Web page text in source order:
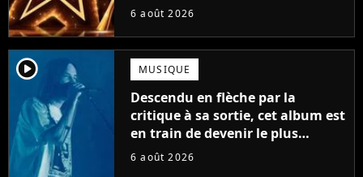
6 août 2026
player2 MUSIQUE
Descendu en flèche par la
critique à sa sortie, cet album est
en train de devenir le plus
populaire de son auteur
6 août 2026